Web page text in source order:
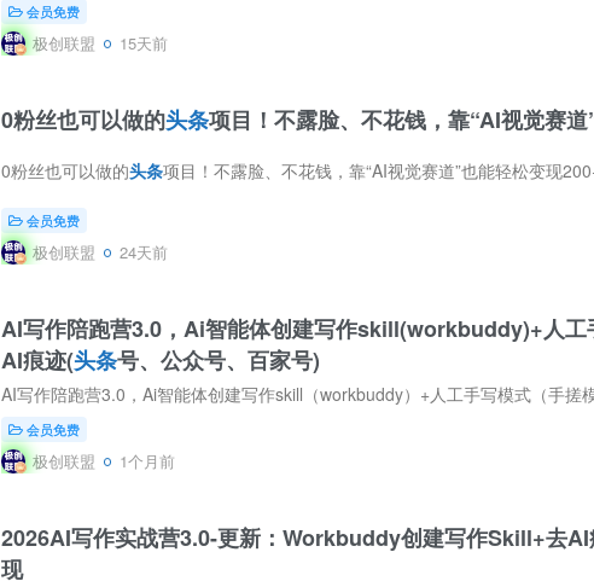
会员免费
极创联盟 15天前
0粉丝也可以做的头条项目！不露脸、不花钱，靠“AI视觉赛
0粉丝也可以做的头条项目！不露脸、不花钱，靠“AI视觉赛道”也能轻松变现200+ 头条的算法对新手极其友好——它完全不看粉丝量。哪
会员免费
极创联盟 24天前
AI写作陪跑营3.0，Ai智能体创建写作skill(workbuddy)+人工
AI痕迹(头条号、公众号、百家号)
AI写作陪跑营3.0，Ai智能体创建写作skill（workbuddy）+人工手写模式（手搓
会员免费
极创联盟 1个月前
2026AI写作实战营3.0-更新：Workbuddy创建写作Skill+去
现